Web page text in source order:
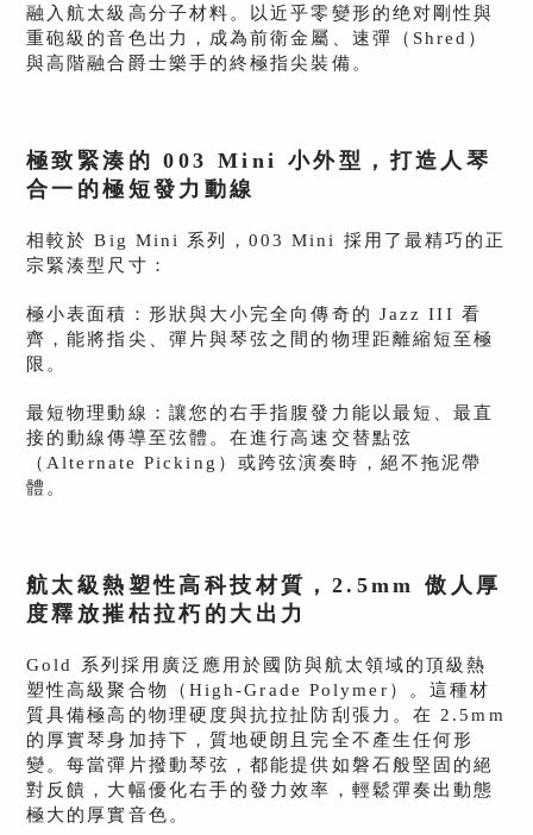
融入航太級高分子材料。以近乎零變形的绝对剛性與
重砲級的音色出力，成為前衛金屬、速彈（Shred）
與高階融合爵士樂手的終極指尖裝備。
極致緊湊的 003 Mini 小外型，打造人琴
合一的極短發力動線
相較於 Big Mini 系列，003 Mini 採用了最精巧的正
宗緊湊型尺寸：
極小表面積：形狀與大小完全向傳奇的 Jazz III 看
齊，能將指尖、彈片與琴弦之間的物理距離縮短至極
限。
最短物理動線：讓您的右手指腹發力能以最短、最直
接的動線傳導至弦體。在進行高速交替點弦
（Alternate Picking）或跨弦演奏時，絕不拖泥帶
體。
航太級熱塑性高科技材質，2.5mm 傲人厚
度釋放摧枯拉朽的大出力
Gold 系列採用廣泛應用於國防與航太領域的頂級熱
塑性高級聚合物（High-Grade Polymer）。這種材
質具備極高的物理硬度與抗拉扯防刮張力。在 2.5mm
的厚實琴身加持下，質地硬朗且完全不產生任何形
變。每當彈片撥動琴弦，都能提供如磐石般堅固的絕
對反饋，大幅優化右手的發力效率，輕鬆彈奏出動態
極大的厚實音色。